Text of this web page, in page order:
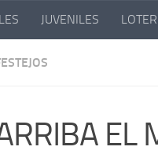
JUVENILES
EL